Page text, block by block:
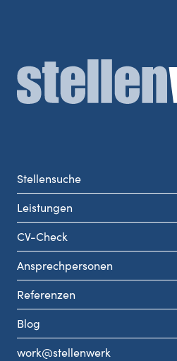
Stellensuche
Leistungen
CV-Check
Ansprechpersonen
Referenzen
Blog
work@stellenwerk